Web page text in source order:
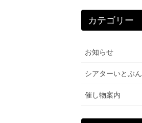
カテゴリー
お知らせ
シアターいとぶん
催し物案内